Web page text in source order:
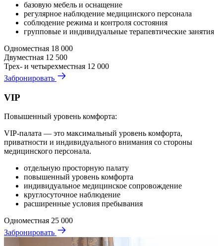
базовую мебель и оснащение
регулярное наблюдение медицинского персонала
соблюдение режима и контроля состояния
групповые и индивидуальные терапевтические занятия
Одноместная 18 000
Двуместная 12 500
Трех- и четырехместная 12 000
Забронировать
VIP
Повышенный уровень комфорта:
VIP-палата — это максимальный уровень комфорта,
приватности и индивидуального внимания со стороны
медицинского персонала.
отдельную просторную палату
повышенный уровень комфорта
индивидуальное медицинское сопровождение
круглосуточное наблюдение
расширенные условия пребывания
Одноместная 25 000
Забронировать